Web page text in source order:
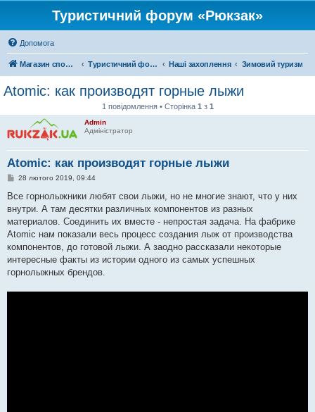
Туристичний форум «Рюкзак»
Допомога
Магазин спорядження Туристичний форум «Рюкзак» Наші захоплення Зимовий туризм
Atomic: как производят горные лыжи
1 повідомлення • Сторінка 1 з 1
Admin
Адміністратор
Atomic: как производят горные лыжи
П
в
д
о
л
е
н
я
28 лютого 2019, 09:44
Все горнолыжники любят свои лыжи, но не многие знают, что у них
внутри. А там десятки различных компонентов из разных
материалов. Соединить их вместе - непростая задача. На фабрике
Atomic нам показали весь процесс создания лыж от производства
компонентов, до готовой лыжи. А заодно рассказали некоторые
интересные факты из истории одного из самых успешных
горнолыжных брендов.